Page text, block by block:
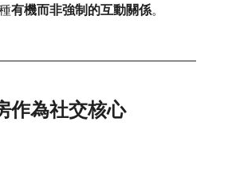
有機而非強制的互動關係。
作為社交核心